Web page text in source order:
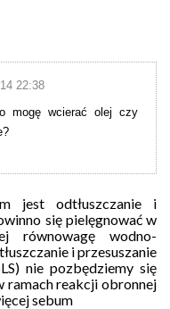
22:38
mogę wcierać olej czy
jest odtłuszczanie i
się pielęgnować w
równowagę wodno-
i przesuszanie
nie pozbędziemy się
ramach reakcji obronnej
sebum